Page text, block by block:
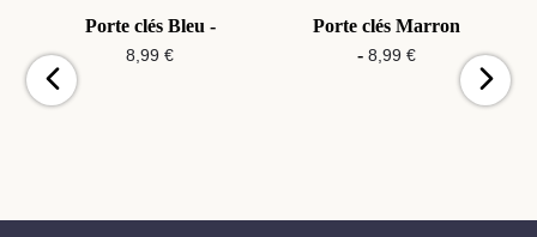
Porte clés Bleu -
8,99 €
Porte clés Marron
- 8,99 €